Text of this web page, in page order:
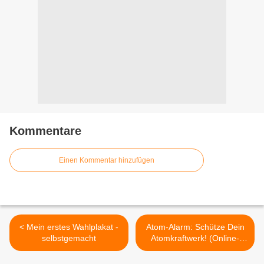
Kommentare
Einen Kommentar hinzufügen
< Mein erstes Wahlplakat -
selbstgemacht
Atom-Alarm: Schütze Dein
Atomkraftwerk! (Online-
Spiel) >